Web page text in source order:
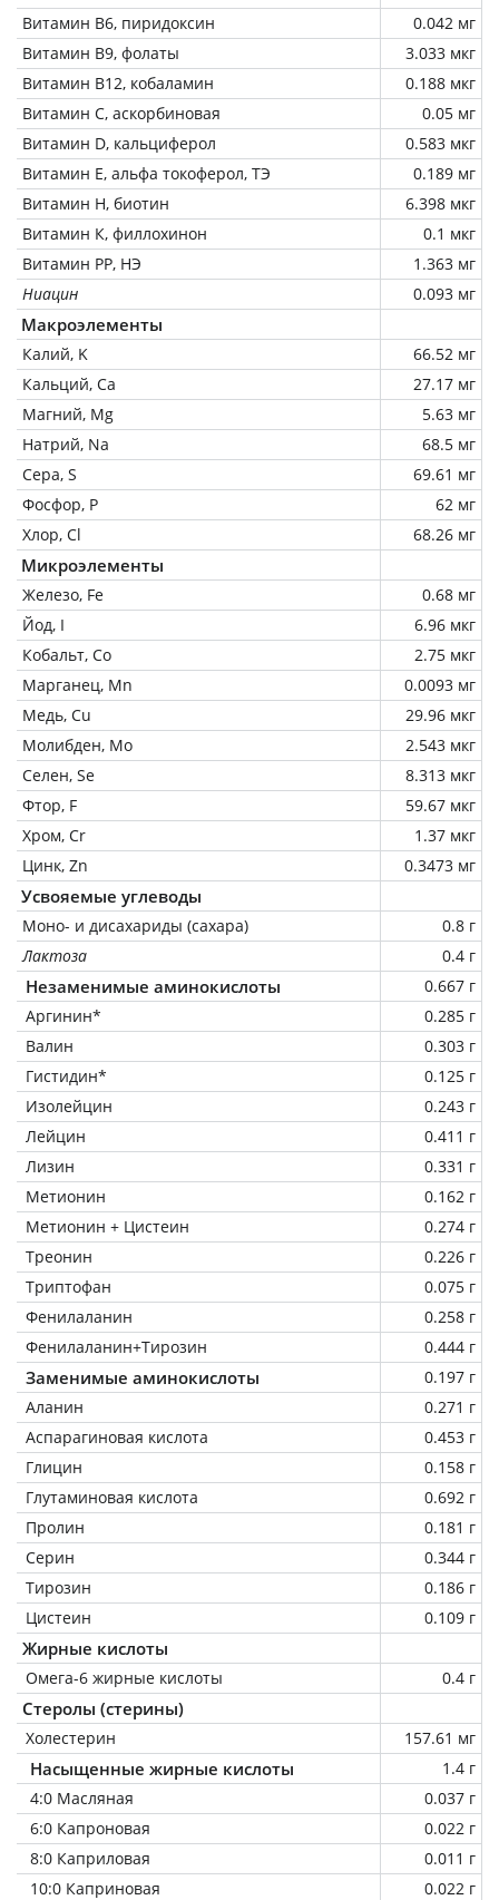
Витамин В6, пиридоксин
0.042 мг
Витамин В9, фолаты
3.033 мкг
Витамин В12, кобаламин
0.188 мкг
Витамин C, аскорбиновая
0.05 мг
Витамин D, кальциферол
0.583 мкг
Витамин Е, альфа токоферол, ТЭ
0.189 мг
Витамин Н, биотин
6.398 мкг
Витамин К, филлохинон
0.1 мкг
Витамин РР, НЭ
1.363 мг
Ниацин
0.093 мг
Макроэлементы
Калий, K
66.52 мг
Кальций, Ca
27.17 мг
Магний, Mg
5.63 мг
Натрий, Na
68.5 мг
Сера, S
69.61 мг
Фосфор, P
62 мг
Хлор, Cl
68.26 мг
Микроэлементы
Железо, Fe
0.68 мг
Йод, I
6.96 мкг
Кобальт, Co
2.75 мкг
Марганец, Mn
0.0093 мг
Медь, Cu
29.96 мкг
Молибден, Mo
2.543 мкг
Селен, Se
8.313 мкг
Фтор, F
59.67 мкг
Хром, Cr
1.37 мкг
Цинк, Zn
0.3473 мг
Усвояемые углеводы
Моно- и дисахариды (сахара)
0.8 г
Лактоза
0.4 г
Незаменимые аминокислоты
0.667 г
Аргинин*
0.285 г
Валин
0.303 г
Гистидин*
0.125 г
Изолейцин
0.243 г
Лейцин
0.411 г
Лизин
0.331 г
Метионин
0.162 г
Метионин + Цистеин
0.274 г
Треонин
0.226 г
Триптофан
0.075 г
Фенилаланин
0.258 г
Фенилаланин+Тирозин
0.444 г
Заменимые аминокислоты
0.197 г
Аланин
0.271 г
Аспарагиновая кислота
0.453 г
Глицин
0.158 г
Глутаминовая кислота
0.692 г
Пролин
0.181 г
Серин
0.344 г
Тирозин
0.186 г
Цистеин
0.109 г
Жирные кислоты
Омега-6 жирные кислоты 0.4 г
Стеролы (стерины)
Холестерин 157.61 мг
Насыщенные жирные кислоты
1.4 г
4:0 Масляная
0.037 г
6:0 Капроновая
0.022 г
8:0 Каприловая
0.011 г
10:0 Каприновая
0.022 г